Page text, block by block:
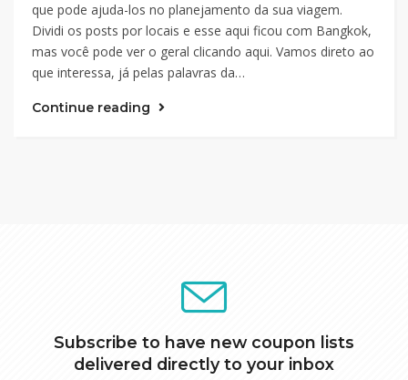
que pode ajuda-los no planejamento da sua viagem.
Dividi os posts por locais e esse aqui ficou com Bangkok,
mas você pode ver o geral clicando aqui. Vamos direto ao
que interessa, já pelas palavras da…
Continue reading
Subscribe to have new coupon lists
delivered directly to your inbox